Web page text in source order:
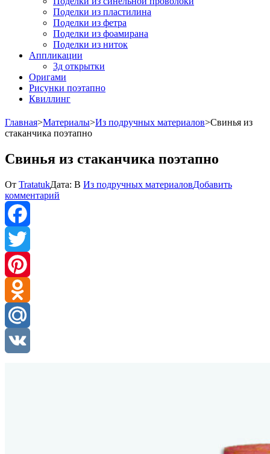
Поделки из пластилина
Поделки из фетра
Поделки из фоамирана
Поделки из ниток
Аппликации
3д открытки
Оригами
Рисунки поэтапно
Квиллинг
Главная>Материалы>Из подручных материалов>Свинья из
стаканчика поэтапно
Свинья из стаканчика поэтапно
От TratatukДата: В Из подручных материаловДобавить
комментарий
Facebook
Twitter
Pinterest
Odnoklassniki
Mail.Ru